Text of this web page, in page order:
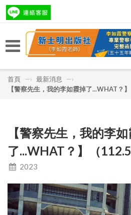
首頁 —› 最新消息
—›
【警察先生，我的李如霞掉了...WHAT？】
【警察先生，我的李
了...WHAT？】（
2023